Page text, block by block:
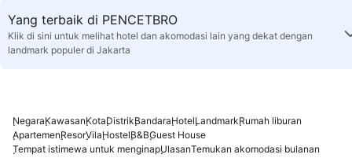
Yang terbaik di PENCETBRO
Klik di sini untuk melihat hotel dan akomodasi lain yang dekat dengan
landmark populer di Jakarta
NegaraKawasanKotaDistrikBandaraHotelLandmarkRumah liburan
ApartemenResorVilaHostelB&BGuest House
Tempat istimewa untuk menginapUlasanTemukan akomodasi bulanan